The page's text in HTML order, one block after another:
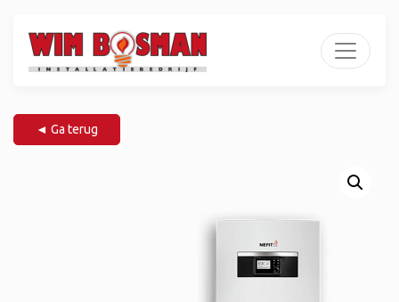
◄ Ga terug